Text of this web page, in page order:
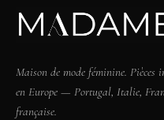
Maison de mode féminine. Pièces
en Europe — Portugal, Italie,
française.